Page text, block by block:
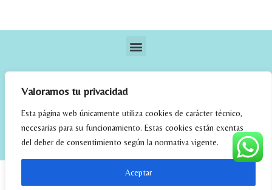
Valoramos tu privacidad
Esta página web únicamente utiliza cookies de carácter técnico,
necesarias para su funcionamiento. Estas cookies están exentas
del deber de consentimiento según la normativa vigente.
Aceptar
elrincondefehmi.com © 2023. Designed By W Media